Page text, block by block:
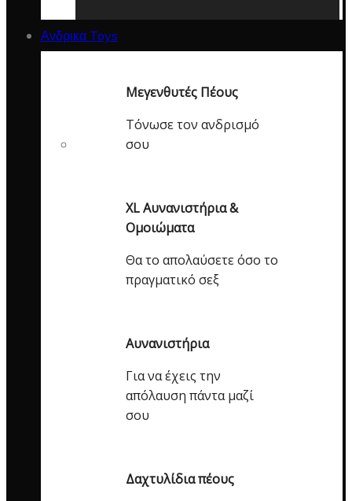
Ανδρικα Toys
Μεγενθυτές Πέους
Τόνωσε τον ανδρισμό
σου
XL Αυνανιστήρια &
Ομοιώματα
Θα το απολαύσετε όσο το
πραγματικό σεξ
Αυνανιστήρια
Για να έχεις την
απόλαυση πάντα μαζί
σου
Δαχτυλίδια πέους